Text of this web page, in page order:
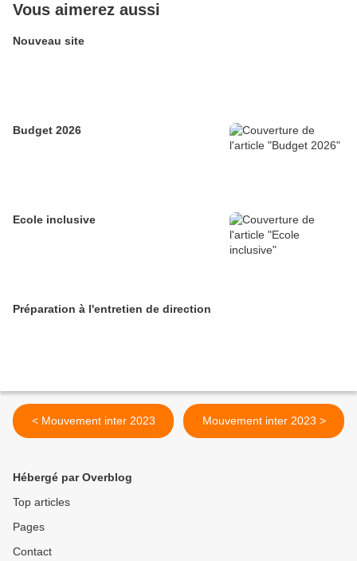
Vous aimerez aussi
Nouveau site
Budget 2026
Ecole inclusive
Préparation à l'entretien de direction
< Mouvement inter 2023 Mouvement inter 2023 >
Hébergé par Overblog
Top articles
Pages
Contact